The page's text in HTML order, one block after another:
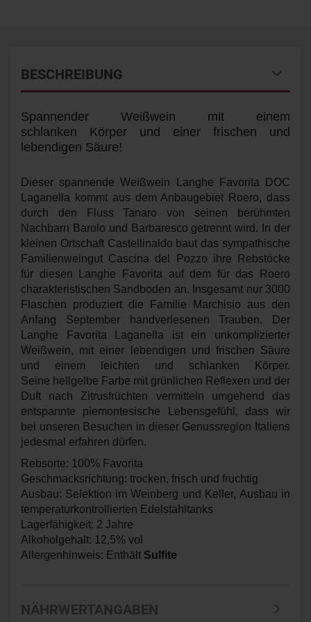
BESCHREIBUNG
Spannender Weißwein mit einem
schlanken Körper und einer frischen und
lebendigen Säure!
Dieser spannende Weißwein Langhe Favorita DOC
Laganella kommt aus dem Anbaugebiet Roero, dass
durch den Fluss Tanaro von seinen berühmten
Nachbarn Barolo und Barbaresco getrennt wird. In der
kleinen Ortschaft Castellinaldo baut das sympathische
Familienweingut Cascina del Pozzo ihre Rebstöcke
für diesen Langhe Favorita auf dem für das Roero
charakteristischen Sandboden an. Insgesamt nur 3000
Flaschen produziert die Familie Marchisio aus den
Anfang September handverlesenen Trauben. Der
Langhe Favorita Laganella ist ein unkomplizierter
Weißwein, mit einer lebendigen und frischen Säure
und einem leichten und schlanken Körper.
Seine hellgelbe Farbe mit grünlichen Reflexen und der
Duft nach Zitrusfrüchten vermitteln umgehend das
entspannte piemontesische Lebensgefühl, dass wir
bei unseren Besuchen in dieser Genussregion Italiens
jedesmal erfahren dürfen.
Rebsorte: 100% Favorita
Geschmacksrichtung: trocken, frisch und fruchtig
Ausbau: Selektion im Weinberg und Keller, Ausbau in
temperaturkontrollierten Edelstahltanks
Lagerfähigkeit: 2 Jahre
Alkoholgehalt: 12,5% vol
Allergenhinweis: Enthält Sulfite
NÄHRWERTANGABEN